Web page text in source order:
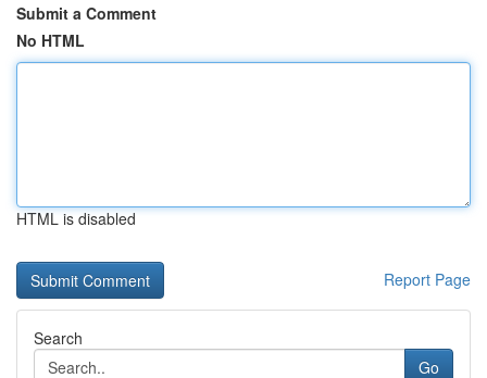
Submit a Comment
No HTML
HTML is disabled
Report Page
Search
Go